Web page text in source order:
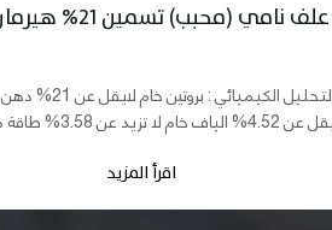
علف بادي نامي تسمين 19% هيرمان
التحليل الكيميائي : بروتين
يقل عن 10% الياف خام لا تزيد
اقرأ المزيد